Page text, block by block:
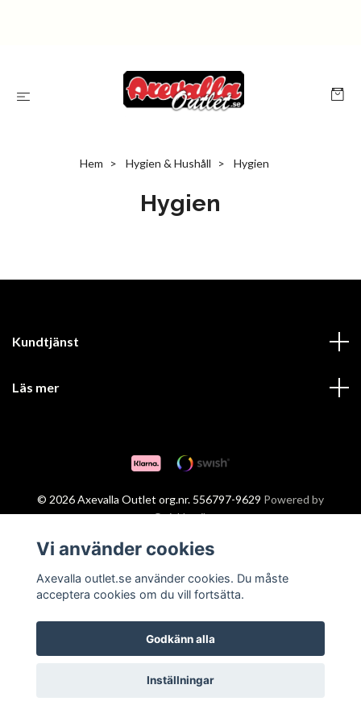
Hem Hygien & Hushåll Hygien
Hygien
Kundtjänst
Läs mer
© 2026 Axevalla Outlet org.nr. 556797-9629 Powered by
Quickbutik
Vi använder cookies
Axevalla outlet.se använder cookies. Du måste
acceptera cookies om du vill fortsätta.
Godkänn alla
Inställningar